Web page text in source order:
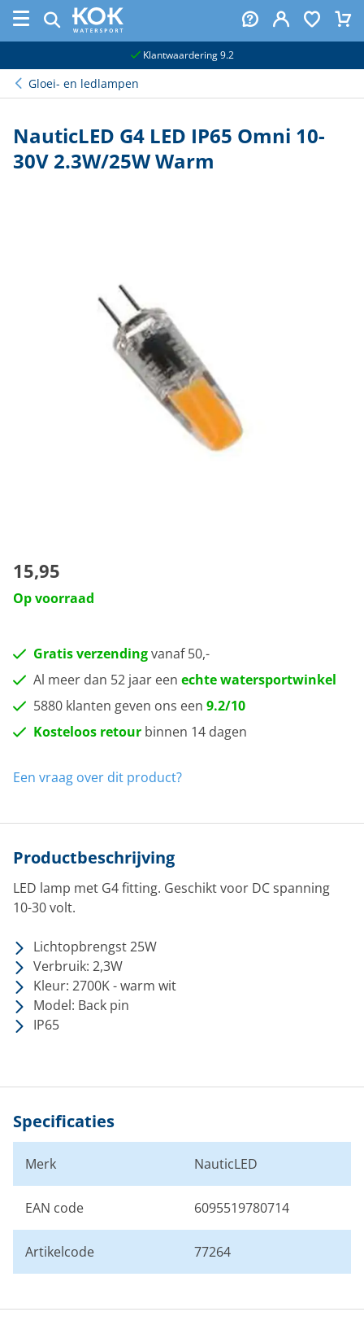
Klantwaardering 9.2
Gloei- en ledlampen
NauticLED G4 LED IP65 Omni 10-
30V 2.3W/25W Warm
15,95
Op voorraad
Gratis verzendingvanaf 50,-
Al meer dan 52 jaar een echte watersportwinkel
5880 klanten geven ons een 9.2/10
Kosteloos retour binnen 14 dagen
Een vraag over dit product?
Productbeschrijving
LED lamp met G4 fitting. Geschikt voor DC spanning
10-30 volt.
Lichtopbrengst 25W
Verbruik: 2,3W
Kleur: 2700K - warm wit
Model: Back pin
IP65
Specificaties
Merk NauticLED
EAN code 6095519780714
Artikelcode 77264